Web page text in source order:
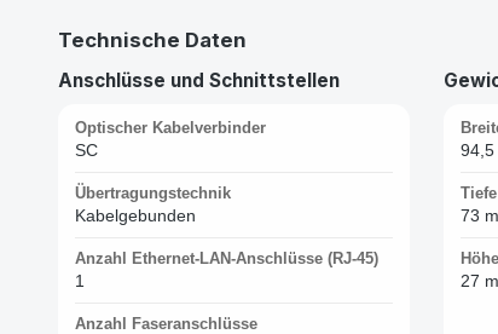
Technische Daten
Anschlüsse und Schnittstellen
Optischer Kabelverbinder
SC
Übertragungstechnik
Kabelgebunden
Anzahl Ethernet-LAN-Anschlüsse (RJ-45)
1
Anzahl Faseranschlüsse
94,5
Tiefe
73
Höhe
27